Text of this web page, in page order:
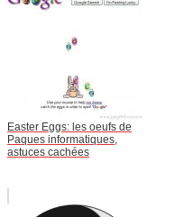
Easter Eggs: les oeufs de
Paques informatiques,
astuces cachées